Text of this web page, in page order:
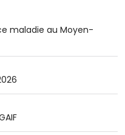
maladie au Moyen-